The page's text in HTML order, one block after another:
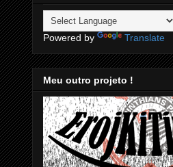
Powered by Translate
Meu outro projeto !